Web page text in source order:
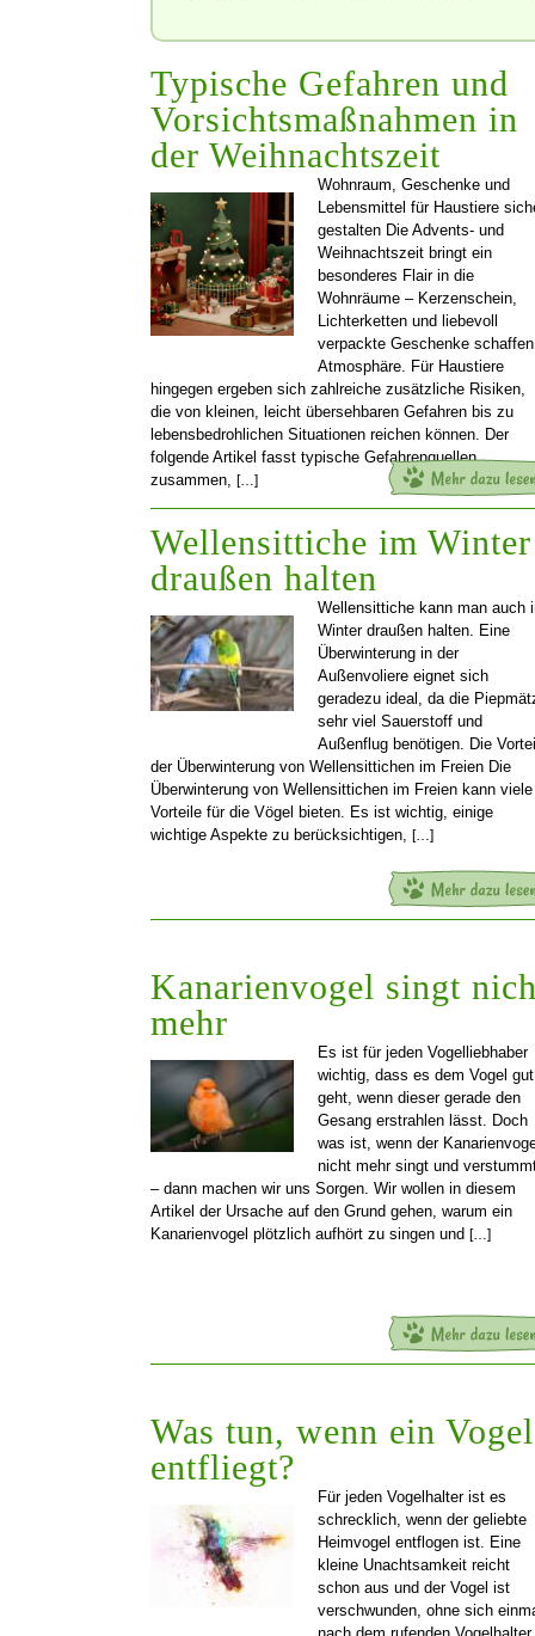
Typische Gefahren und
Vorsichtsmaßnahmen in
der Weihnachtszeit
Wohnraum, Geschenke und
Lebensmittel für Haustiere
gestalten Die Advents- und
Weihnachtszeit bringt ein
besonderes Flair in die
Wohnräume – Kerzenschein,
Lichterketten und liebevoll
verpackte Geschenke schaffen
Atmosphäre. Für Haustiere
hingegen ergeben sich zahlreiche zusätzliche Risiken,
die von kleinen, leicht übersehbaren Gefahren bis zu
lebensbedrohlichen Situationen reichen können. Der
folgende Artikel fasst typische Gefahrenquellen
zusammen, […]
Wellensittiche im Winter
draußen halten
Wellensittiche kann man auch
Winter draußen halten. Eine
Überwinterung in der
Außenvoliere eignet sich
geradezu ideal, da die
sehr viel Sauerstoff und
Außenflug benötigen. Die
der Überwinterung von Wellensittichen im Freien Die
Überwinterung von Wellensittichen im Freien kann viele
Vorteile für die Vögel bieten. Es ist wichtig, einige
wichtige Aspekte zu berücksichtigen, […]
Kanarienvogel singt
mehr
Es ist für jeden Vogelliebhaber
wichtig, dass es dem Vogel gut
geht, wenn dieser gerade den
Gesang erstrahlen lässt. Doch
was ist, wenn der
nicht mehr singt und
– dann machen wir uns Sorgen. Wir wollen in diesem
Artikel der Ursache auf den Grund gehen, warum ein
Kanarienvogel plötzlich aufhört zu singen und […]
Was tun, wenn ein Vogel
entfliegt?
Für jeden Vogelhalter ist es
schrecklich, wenn der geliebte
Heimvogel entflogen ist. Eine
kleine Unachtsamkeit reicht
schon aus und der Vogel ist
verschwunden, ohne sich
nach dem rufenden Vogelhalter